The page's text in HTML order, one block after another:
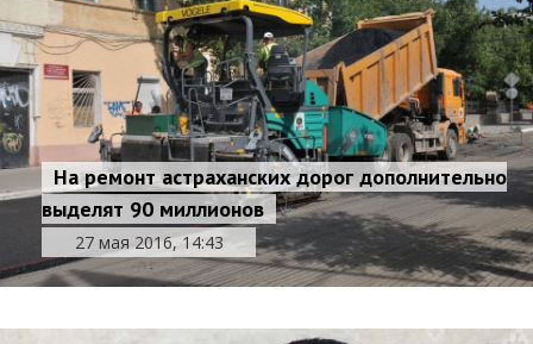
На ремонт астраханских дорог дополнительно
выделят 90 миллионов
27 мая 2016, 14:43